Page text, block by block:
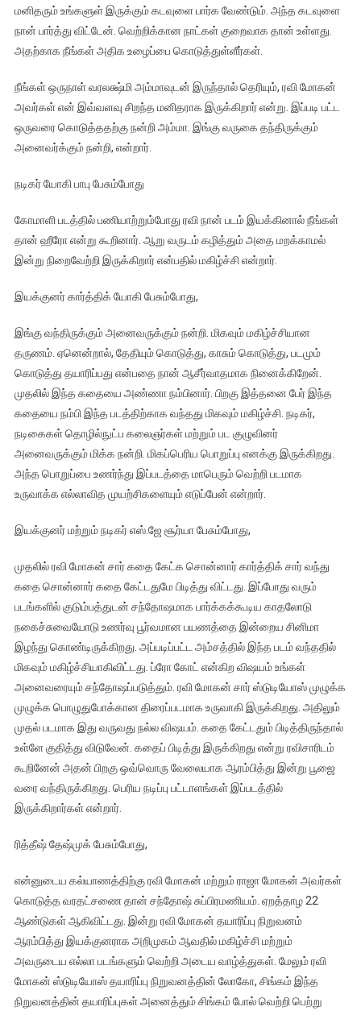
மனிதரும் உங்களுள் இருக்கும் கடவுளை பார்க வேண்டும். அந்த கடவுளை
நான் பார்த்து விட்டேன். வெற்றிக்கான நாட்கள் குறைவாக தான் உள்ளது.
அதற்காக நீங்கள் அதிக உழைப்பை கொடுத்துள்ளீர்கள்.
நீங்கள் ஒருநாள் வரலக்ஷ்மி அம்மாவுடன் இருந்தால் தெரியும், ரவி மோகன்
அவர்கள் என் இவ்வளவு சிறந்த மனிதராக இருக்கிறார் என்று. இப்படி பட்ட
ஒருவரை கொடுத்ததற்கு நன்றி அம்மா. இங்கு வருகை தந்திருக்கும்
அனைவர்க்கும் நன்றி, என்றார்.
நடிகர் யோகி பாபு பேசும்போது
கோமாளி படத்தில் பணியாற்றும்போது ரவி நான் படம் இயக்கினால் நீங்கள்
தான் ஹீரோ என்று கூறினார். ஆறு வருடம் கழித்தும் அதை மறக்காமல்
இன்று நிறைவேற்றி இருக்கிறார் என்பதில் மகிழ்ச்சி என்றார்.
இயக்குனர் கார்த்திக் யோகி பேசும்போது,
இங்கு வந்திருக்கும் அனைவருக்கும் நன்றி. மிகவும் மகிழ்ச்சியான
தருணம். ஏனென்றால், தேதியும் கொடுத்து, காசும் கொடுத்து, படமும்
கொடுத்து தயாரிப்பது என்பதை நான் ஆசீர்வாதமாக நினைக்கிறேன்.
முதலில் இந்த கதையை அண்ணா நம்பினார். பிறகு இத்தனை பேர் இந்த
கதையை நம்பி இந்த படத்திற்காக வந்தது மிகவும் மகிழ்ச்சி. நடிகர்,
நடிகைகள் தொழில்நுட்ப கலைஞர்கள் மற்றும் பட குழுவினர்
அனைவருக்கும் மிக்க நன்றி. மிகப்பெரிய பொறுப்பு எனக்கு இருக்கிறது.
அந்த பொறுப்பை உணர்ந்து இப்படத்தை மாபெரும் வெற்றி படமாக
உருவாக்க எல்லாவித முயற்சிகளையும் எடுப்பேன் என்றார்.
இயக்குனர் மற்றும் நடிகர் எஸ்.ஜே சூர்யா பேசும்போது,
முதலில் ரவி மோகன் சார் கதை கேட்க சொன்னார் கார்த்திக் சார் வந்து
கதை சொன்னார் கதை கேட்டதுமே பிடித்து விட்டது. இப்போது வரும்
படங்களில் குடும்பத்துடன் சந்தோஷமாக பார்க்கக்கூடிய காதலோடு
நகைச்சுவையோடு உணர்வு பூர்வமான பயணத்தை இன்றைய சினிமா
இழந்து கொண்டிருக்கிறது. அப்படிப்பட்ட அம்சத்தில் இந்த படம் வந்ததில்
மிகவும் மகிழ்ச்சியாகிவிட்டது. ப்ரோ கோட் என்கிற விஷயம் உங்கள்
அனைவரையும் சந்தோஷப்படுத்தும். ரவி மோகன் சார் ஸ்டுடியோஸ் முழுக்க
முழுக்க பொழுதுபோக்கான திரைப்படமாக உருவாகி இருக்கிறது. அதிலும்
முதல் படமாக இது வருவது நல்ல விஷயம். கதை கேட்டதும் பிடித்திருந்தால்
உள்ளே குதித்து விடுவேன். கதைப் பிடித்து இருக்கிறது என்று ரவிசாரிடம்
கூறினேன் அதன் பிறகு ஒவ்வொரு வேலையாக ஆரம்பித்து இன்று பூஜை
வரை வந்திருக்கிறது. பெரிய நடிப்பு பட்டாளங்கள் இப்படத்தில்
இருக்கிறார்கள் என்றார்.
ரித்தீஷ் தேஷ்முக் பேசும்போது,
என்னுடைய கல்யாணத்திற்கு ரவி மோகன் மற்றும் ராஜா மோகன் அவர்கள்
கொடுத்த வரதட்சணை தான் சந்தோஷ் சுப்பிரமணியம். ஏறத்தாழ 22
ஆண்டுகள் ஆகிவிட்டது. இன்று ரவி மோகன் தயாரிப்பு நிறுவனம்
ஆரம்பித்து இயக்குனராக அறிமுகம் ஆவதில் மகிழ்ச்சி மற்றும்
அவருடைய எல்லா படங்களும் வெற்றி அடைய வாழ்த்துகள். மேலும் ரவி
மோகன் ஸ்டுடியோஸ் தயாரிப்பு நிறுவனத்தின் லோகோ, சிங்கம் இந்த
நிறுவனத்தின் தயாரிப்புகள் அனைத்தும் சிங்கம் போல் வெற்றி பெற்று